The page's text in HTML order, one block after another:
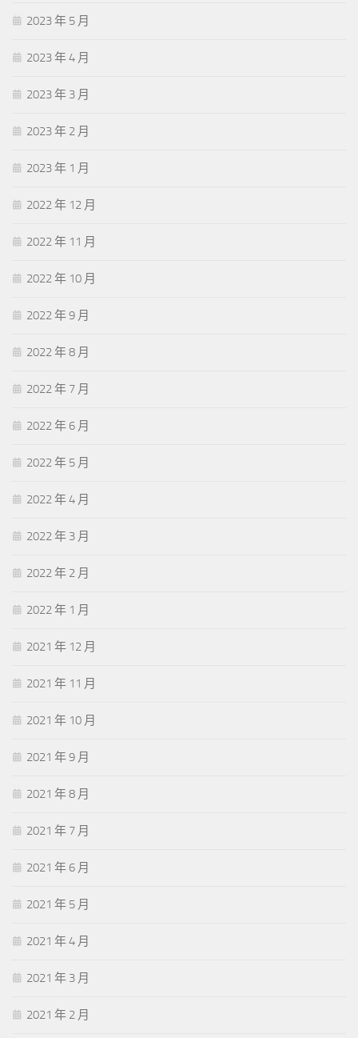
2023 年 5 月
2023 年 4 月
2023 年 3 月
2023 年 2 月
2023 年 1 月
2022 年 12 月
2022 年 11 月
2022 年 10 月
2022 年 9 月
2022 年 8 月
2022 年 7 月
2022 年 6 月
2022 年 5 月
2022 年 4 月
2022 年 3 月
2022 年 2 月
2022 年 1 月
2021 年 12 月
2021 年 11 月
2021 年 10 月
2021 年 9 月
2021 年 8 月
2021 年 7 月
2021 年 6 月
2021 年 5 月
2021 年 4 月
2021 年 3 月
2021 年 2 月